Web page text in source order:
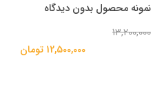
نمونه محصول بدون دیدگاه
13,200,000
12,500,000 تومان